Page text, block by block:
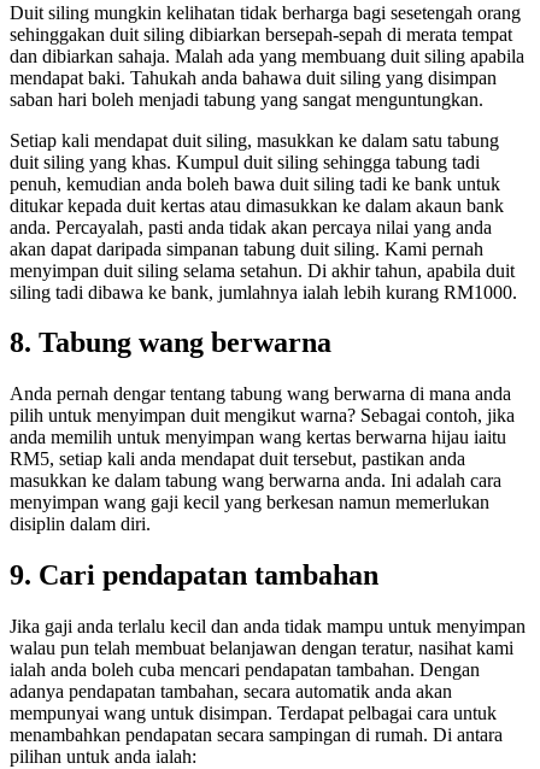
Duit siling mungkin kelihatan tidak berharga bagi sesetengah orang
sehinggakan duit siling dibiarkan bersepah-sepah di merata tempat
dan dibiarkan sahaja. Malah ada yang membuang duit siling apabila
mendapat baki. Tahukah anda bahawa duit siling yang disimpan
saban hari boleh menjadi tabung yang sangat menguntungkan.
Setiap kali mendapat duit siling, masukkan ke dalam satu tabung
duit siling yang khas. Kumpul duit siling sehingga tabung tadi
penuh, kemudian anda boleh bawa duit siling tadi ke bank untuk
ditukar kepada duit kertas atau dimasukkan ke dalam akaun bank
anda. Percayalah, pasti anda tidak akan percaya nilai yang anda
akan dapat daripada simpanan tabung duit siling. Kami pernah
menyimpan duit siling selama setahun. Di akhir tahun, apabila duit
siling tadi dibawa ke bank, jumlahnya ialah lebih kurang RM1000.
8. Tabung wang berwarna
Anda pernah dengar tentang tabung wang berwarna di mana anda
pilih untuk menyimpan duit mengikut warna? Sebagai contoh, jika
anda memilih untuk menyimpan wang kertas berwarna hijau iaitu
RM5, setiap kali anda mendapat duit tersebut, pastikan anda
masukkan ke dalam tabung wang berwarna anda. Ini adalah cara
menyimpan wang gaji kecil yang berkesan namun memerlukan
disiplin dalam diri.
9. Cari pendapatan tambahan
Jika gaji anda terlalu kecil dan anda tidak mampu untuk menyimpan
walau pun telah membuat belanjawan dengan teratur, nasihat kami
ialah anda boleh cuba mencari pendapatan tambahan. Dengan
adanya pendapatan tambahan, secara automatik anda akan
mempunyai wang untuk disimpan. Terdapat pelbagai cara untuk
menambahkan pendapatan secara sampingan di rumah. Di antara
pilihan untuk anda ialah: